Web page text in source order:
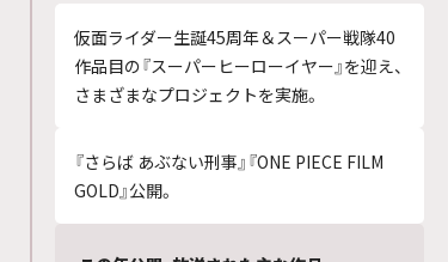
仮面ライダー生誕45周年＆スーパー戦隊40
作品目の『スーパーヒーローイヤー』を迎え、
さまざまなプロジェクトを実施。
『さらば あぶない刑事』『ONE PIECE FILM
GOLD』公開。